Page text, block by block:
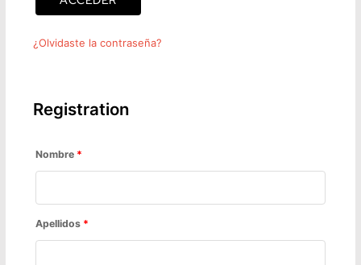
¿Olvidaste la contraseña?
Registration
Nombre *
Apellidos *